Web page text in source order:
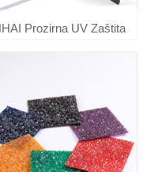
Prozirna UV Zaštita